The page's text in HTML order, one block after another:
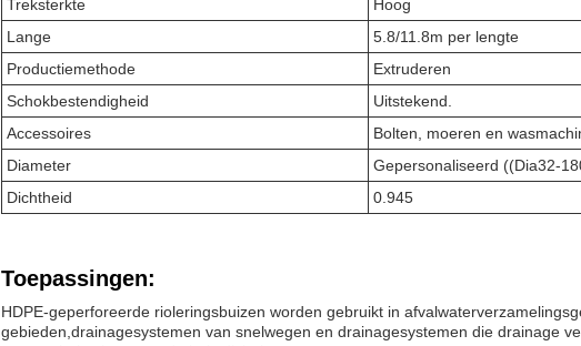
Treksterkte
Hoog
Lange
5.8/11.8m per lengte
Productiemethode
Extruderen
Schokbestendigheid
Uitstekend.
Accessoires
Bolten, moeren en
Diameter
Gepersonaliseerd ((Dia32-
Dichtheid
0.945
Toepassingen:
HDPE-geperforeerde rioleringsbuizen worden gebruikt in
gebieden,drainagesystemen van snelwegen en drainagesystemen die drainage